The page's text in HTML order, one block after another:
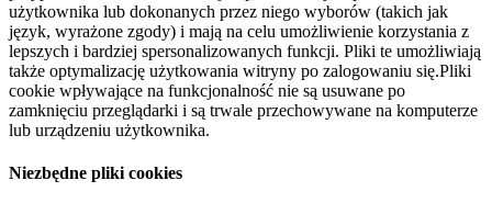
użytkownika lub dokonanych przez niego wyborów (takich jak
język, wyrażone zgody) i mają na celu umożliwienie korzystania z
lepszych i bardziej spersonalizowanych funkcji. Pliki te umożliwiają
także optymalizację użytkowania witryny po zalogowaniu się.Pliki
cookie wpływające na funkcjonalność nie są usuwane po
zamknięciu przeglądarki i są trwale przechowywane na komputerze
lub urządzeniu użytkownika.
Niezbędne pliki cookies